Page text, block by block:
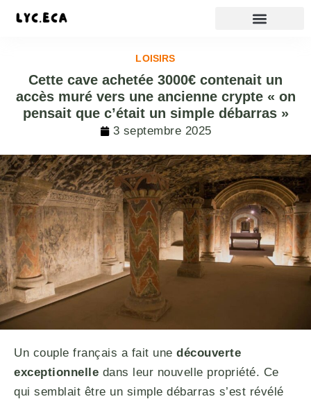
LOISIRS
Cette cave achetée 3000€ contenait un
accès muré vers une ancienne crypte « on
pensait que c’était un simple débarras »
3 septembre 2025
Un couple français a fait une découverte
exceptionnelle dans leur nouvelle propriété. Ce
qui semblait être un simple débarras s’est révélé